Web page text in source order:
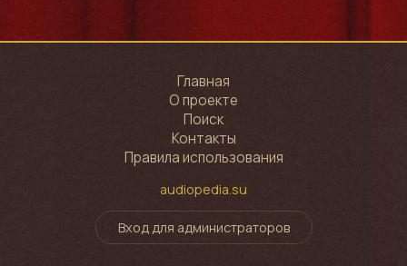
Главная
О проекте
Поиск
Контакты
Правила использования
audiopedia.su
Вход для администраторов